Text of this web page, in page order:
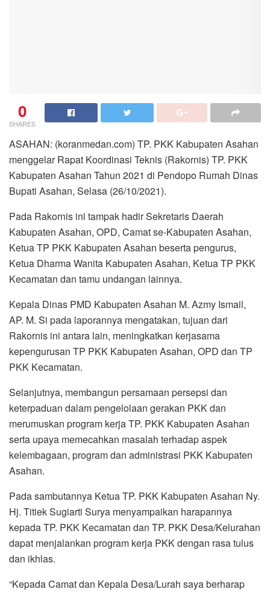
0
SHARES
ASAHAN: (koranmedan.com) TP. PKK Kabupaten Asahan
menggelar Rapat Koordinasi Teknis (Rakornis) TP. PKK
Kabupaten Asahan Tahun 2021 di Pendopo Rumah Dinas
Bupati Asahan, Selasa (26/10/2021).
Pada Rakornis ini tampak hadir Sekretaris Daerah
Kabupaten Asahan, OPD, Camat se-Kabupaten Asahan,
Ketua TP PKK Kabupaten Asahan beserta pengurus,
Ketua Dharma Wanita Kabupaten Asahan, Ketua TP PKK
Kecamatan dan tamu undangan lainnya.
Kepala Dinas PMD Kabupaten Asahan M. Azmy Ismail,
AP. M. Si pada laporannya mengatakan, tujuan dari
Rakornis ini antara lain, meningkatkan kerjasama
kepengurusan TP PKK Kabupaten Asahan, OPD dan TP
PKK Kecamatan.
Selanjutnya, membangun persamaan persepsi dan
keterpaduan dalam pengelolaan gerakan PKK dan
merumuskan program kerja TP. PKK Kabupaten Asahan
serta upaya memecahkan masalah terhadap aspek
kelembagaan, program dan administrasi PKK Kabupaten
Asahan.
Pada sambutannya Ketua TP. PKK Kabupaten Asahan Ny.
Hj. Titiek Sugiarti Surya menyampaikan harapannya
kepada TP. PKK Kecamatan dan TP. PKK Desa/Kelurahan
dapat menjalankan program kerja PKK dengan rasa tulus
dan ikhlas.
“Kepada Camat dan Kepala Desa/Lurah saya berharap